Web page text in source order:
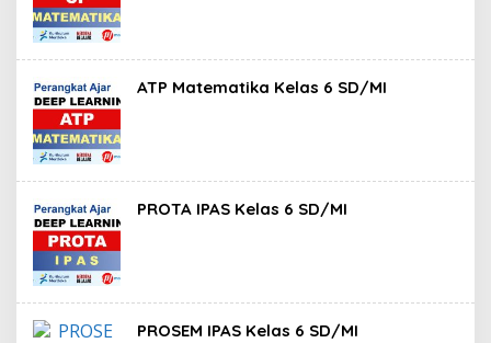
ATP Matematika Kelas 6 SD/MI
PROTA IPAS Kelas 6 SD/MI
PROSEM IPAS Kelas 6 SD/MI